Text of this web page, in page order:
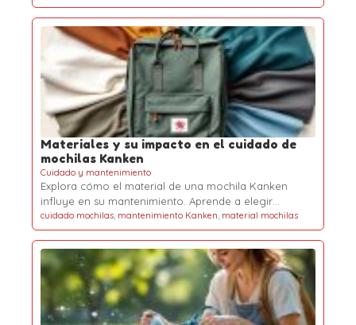
Materiales y su impacto en el cuidado de
mochilas Kanken
Cuidado y mantenimiento
Explora cómo el material de una mochila Kanken
influye en su mantenimiento. Aprende a elegir…
cuidado mochilas, mantenimiento Kanken, material mochilas